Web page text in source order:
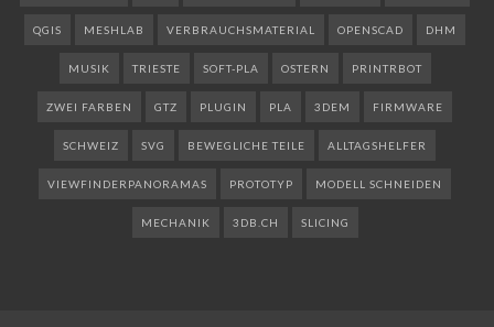
QGIS MESHLAB VERBRAUCHSMATERIAL OPENSCAD DHM
MUSIK TRIESTE SOFT-PLA OSTERN PRINTRBOT
ZWEI FARBEN GTZ PLUGIN PLA 3DEM FIRMWARE
SCHWEIZ SVG BEWEGLICHE TEILE ALLTAGSHELFER
VIEWFINDERPANORAMAS PROTOTYP MODELL SCHNEIDEN
MECHANIK 3DB.CH SLICING